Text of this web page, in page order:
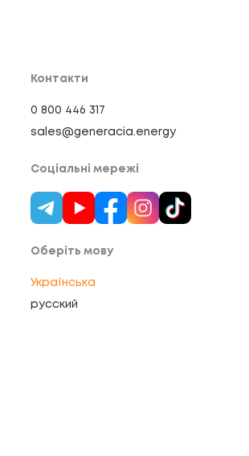
Контакти
0 800 446 317
sales@generacia.energy
Соціальні мережі
Оберіть мову
Українська
русский